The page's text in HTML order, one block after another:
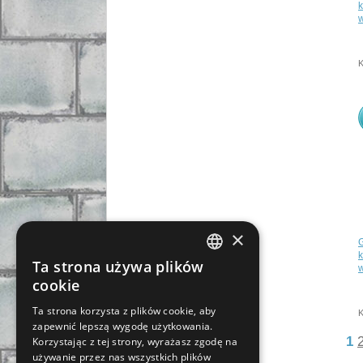
1
GERMAN
ENGLISH
×
Ta strona używa plików
cookie
Ta strona korzysta z plików cookie, aby
zapewnić lepszą wygodę użytkowania.
Korzystając z tej strony, wyrażasz zgodę na
używanie przez nas wszystkich plików